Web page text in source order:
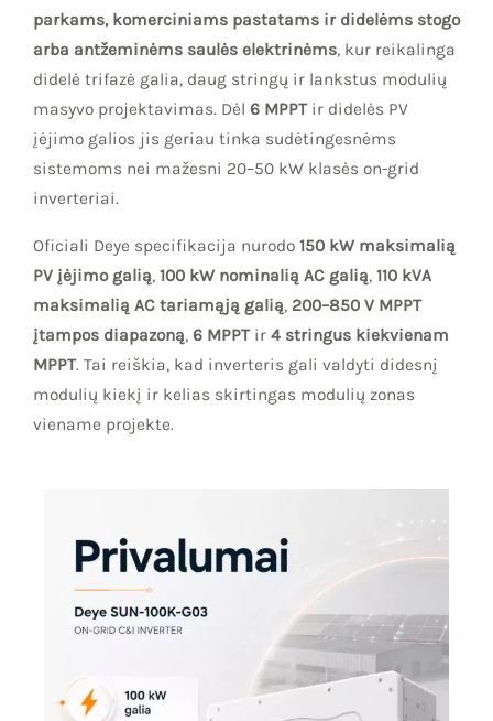
parkams, komerciniams pastatams ir didelėms stogo
arba antžeminėms saulės elektrinėms, kur reikalinga
didelė trifazė galia, daug stringų ir lankstus modulių
masyvo projektavimas. Dėl 6 MPPTir didelės PV
įėjimo galios jis geriau tinka sudėtingesnėms
sistemoms nei mažesni 20–50 kW klasės on-grid
inverteriai.
Oficiali Deye specifikacija nurodo 150 kW maksimalią
PV įėjimo galią, 100 kW nominalią AC galią, 110 kVA
maksimalią AC tariamąją galią, 200–850 V MPPT
įtampos diapazoną, 6 MPPTir 4 stringus kiekvienam
MPPT. Tai reiškia, kad inverteris gali valdyti didesnį
modulių kiekį ir kelias skirtingas modulių zonas
viename projekte.